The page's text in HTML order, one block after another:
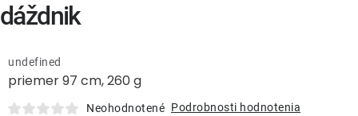
priemer 97 cm, 260 g
undefined
Neohodnotené Podrobnosti hodnotenia
dáždnik